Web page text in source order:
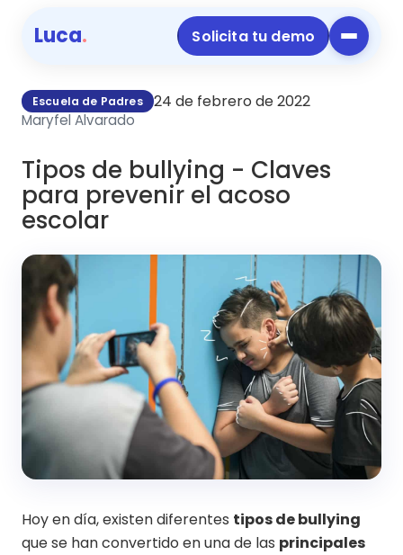
Luca. Solicita tu demo
Escuela de Padres 24 de febrero de 2022
Maryfel Alvarado
Tipos de bullying - Claves
para prevenir el acoso
escolar
Hoy en día, existen diferentes tipos de bullying
que se han convertido en una de las principales